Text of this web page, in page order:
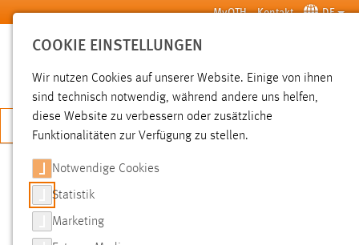
Zum Hauptinhalt springen MyOTH Kontakt DE
SUCHE
JETZT BEWERBEN
SUCHE
FILTER
COOKIE EINSTELLUNGEN
Wir nutzen Cookies auf unserer Website. Einige von ihnen
sind technisch notwendig, während andere uns helfen,
diese Website zu verbessern oder zusätzliche
Funktionalitäten zur Verfügung zu stellen.
Notwendige Cookies
Statistik
Marketing